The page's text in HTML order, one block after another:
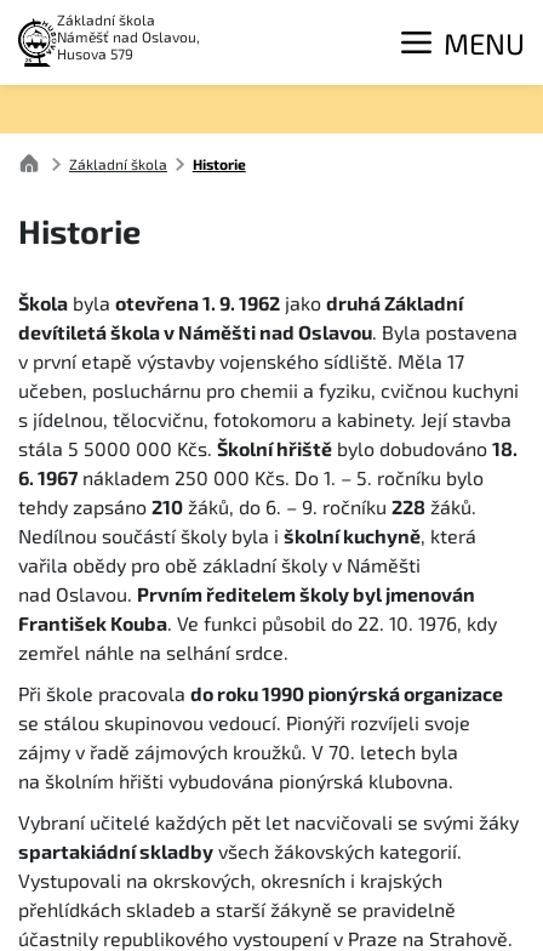
Základní škola
Náměšť nad Oslavou,
Husova 579
MENU
Základní škola Historie
Historie
Škola byla otevřena 1. 9. 1962 jako druhá Základní
devítiletá škola v Náměšti nad Oslavou. Byla postavena
v první etapě výstavby vojenského sídliště. Měla 17
učeben, posluchárnu pro chemii a fyziku, cvičnou kuchyni
s jídelnou, tělocvičnu, fotokomoru a kabinety. Její stavba
stála 5 5000 000 Kčs. Školní hřiště bylo dobudováno 18.
6. 1967 nákladem 250 000 Kčs. Do 1. – 5. ročníku bylo
tehdy zapsáno 210 žáků, do 6. – 9. ročníku 228 žáků.
Nedílnou součástí školy byla i školní kuchyně, která
vařila obědy pro obě základní školy v Náměšti
nad Oslavou. Prvním ředitelem školy byl jmenován
František Kouba. Ve funkci působil do 22. 10. 1976, kdy
zemřel náhle na selhání srdce.
Při škole pracovala do roku 1990 pionýrská organizace
se stálou skupinovou vedoucí. Pionýři rozvíjeli svoje
zájmy v řadě zájmových kroužků. V 70. letech byla
na školním hřišti vybudována pionýrská klubovna.
Vybraní učitelé každých pět let nacvičovali se svými žáky
spartakiádní skladby všech žákovských kategorií.
Vystupovali na okrskových, okresních i krajských
přehlídkách skladeb a starší žákyně se pravidelně
účastnily republikového vystoupení v Praze na Strahově.